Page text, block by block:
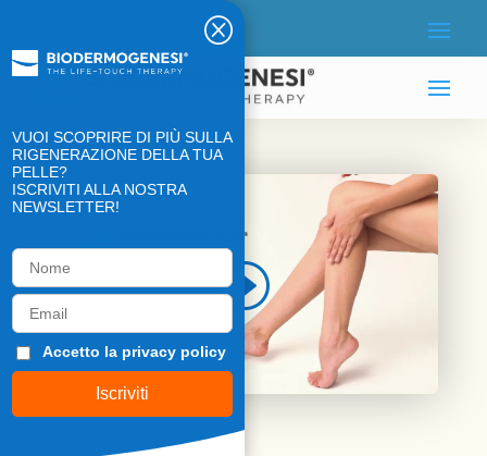
Q
VUOI SCOPRIRE DI PIÙ SULLA
RIGENERAZIONE DELLA TUA
PELLE?
ISCRIVITI ALLA NOSTRA
NEWSLETTER!
Accetto la privacy policy